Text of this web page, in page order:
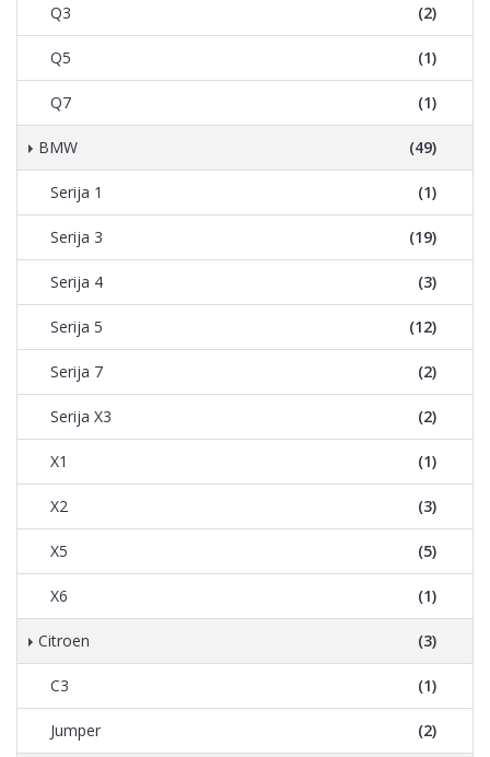
Q3 (2)
Q5 (1)
Q7 (1)
BMW (49)
Serija 1 (1)
Serija 3 (19)
Serija 4 (3)
Serija 5 (12)
Serija 7 (2)
Serija X3 (2)
X1 (1)
X2 (3)
X5 (5)
X6 (1)
Citroen (3)
C3 (1)
Jumper (2)